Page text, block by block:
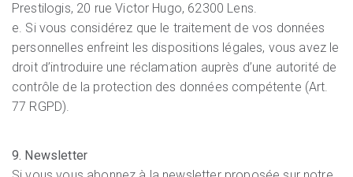
Prestilogis, 20 rue Victor Hugo, 62300 Lens.
e. Si vous considérez que le traitement de vos données
personnelles enfreint les dispositions légales, vous avez le
droit d’introduire une réclamation auprès d’une autorité de
contrôle de la protection des données compétente (Art.
77 RGPD).
9. Newsletter